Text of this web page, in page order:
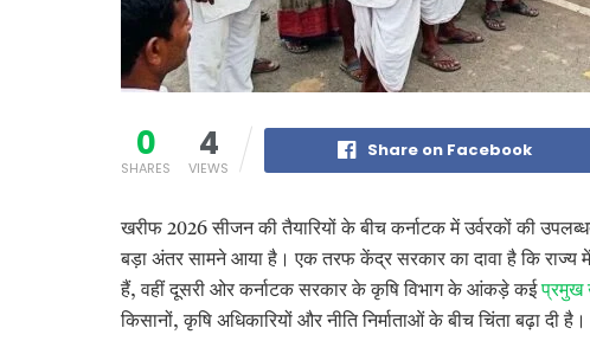
0
SHARES
4
VIEWS
Share on Facebook
खरीफ 2026 सीजन की तैयारियों के बीच कर्नाटक में उर्वरकों की
बड़ा अंतर सामने आया है। एक तरफ केंद्र सरकार का दावा है कि राज्य में
हैं, वहीं दूसरी ओर कर्नाटक सरकार के कृषि विभाग के आंकड़े कईप्रमुख
किसानों, कृषि अधिकारियों और नीति निर्माताओं के बीच चिंता बढ़ा दी है।